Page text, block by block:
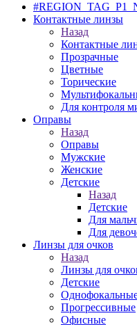
Контактные линзы
Назад
Контактные
Прозрачные
Цветные
Торические
Для контроля
Оправы
Назад
Оправы
Мужские
Женские
Детские
Назад
Детские
Для
Для
Линзы для очков
Назад
Линзы для
Детские
Прогрессивные
Офисные